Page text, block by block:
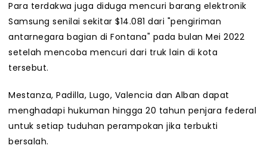
Para terdakwa juga diduga mencuri barang elektronik
Samsung senilai sekitar $14.081 dari "pengiriman
antarnegara bagian di Fontana" pada bulan Mei 2022
setelah mencoba mencuri dari truk lain di kota
tersebut.
Mestanza, Padilla, Lugo, Valencia dan Alban dapat
menghadapi hukuman hingga 20 tahun penjara federal
untuk setiap tuduhan perampokan jika terbukti
bersalah.